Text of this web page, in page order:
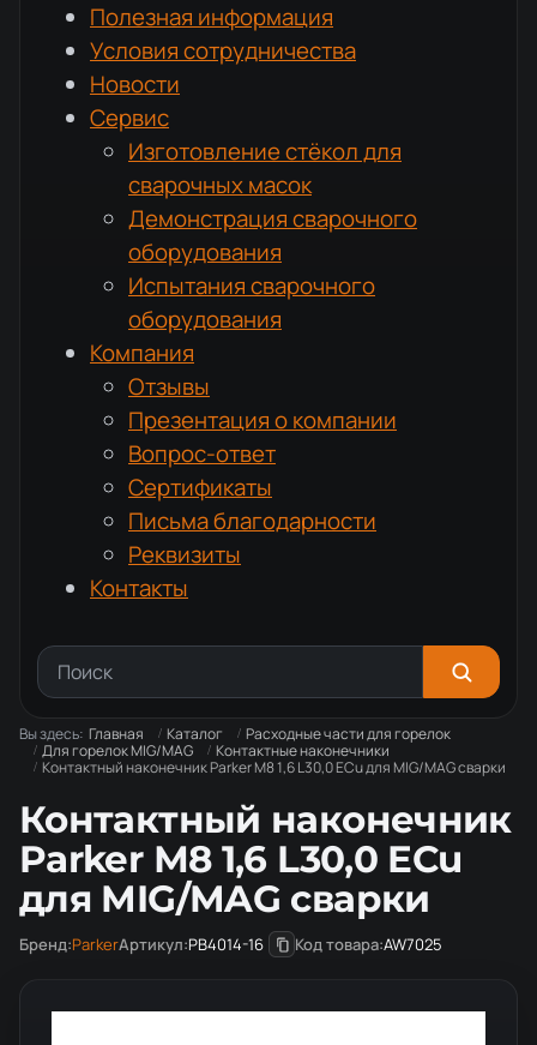
Полезная информация
Условия сотрудничества
Новости
Сервис
Изготовление стёкол для
сварочных масок
Демонстрация сварочного
оборудования
Испытания сварочного
оборудования
Компания
Отзывы
Презентация о компании
Вопрос-ответ
Сертификаты
Письма благодарности
Реквизиты
Контакты
Вы здесь: Главная Каталог
Расходные части для горелок
Для горелок MIG/MAG
Контактные наконечники
Контактный наконечник Parker М8 1,6 L30,0 ECu для MIG/MAG сварки
Контактный наконечник
Parker М8 1,6 L30,0 ECu
для MIG/MAG сварки
Бренд:ParkerАртикул:PB4014-16 Код товара:AW7025